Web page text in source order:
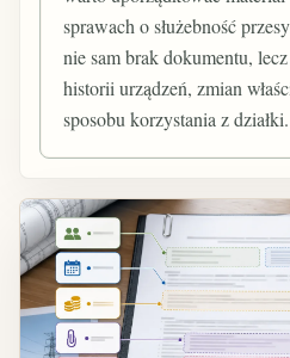
sprawach o służebność
nie sam brak dokumentu,
historii urządzeń, zmian
sposobu korzystania z działki.